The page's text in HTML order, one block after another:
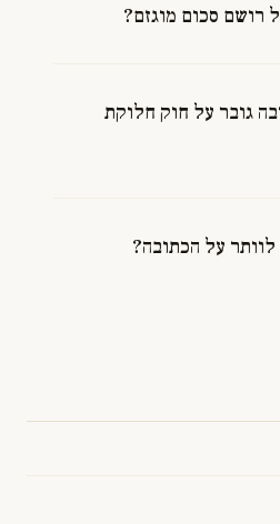
רושם סכום מוגזם?
גובר על חוק חלוקת
על הכתובה?